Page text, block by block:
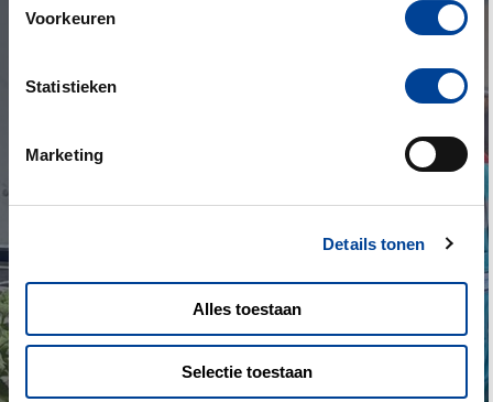
Voorkeuren
Statistieken
Marketing
Details tonen
Alles toestaan
Selectie toestaan
VAN AMBULANCECHAUFFEUR TOT MEDISCH
Tijdens de recessie in 2013 verloor Jeroen zijn baan als